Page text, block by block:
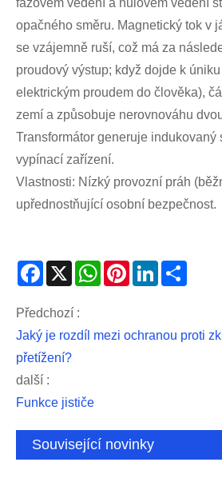
fázovém vedení a nulovém vedení
opačného směru. Magnetický tok v
se vzájemně ruší, což má za
proudový výstup; když dojde k
elektrickým proudem do člověka),
zemí a způsobuje nerovnováhu
Transformátor generuje indukovaný
vypínací zařízení.
Vlastnosti: Nízký provozní práh
upřednostňující osobní bezpečnost.
Facebook
X WhatsAppPinterestLinkedIn
Předchozí :
Jaký je rozdíl mezi ochranou proti
přetížení?
další :
Funkce jističe
Související novinky